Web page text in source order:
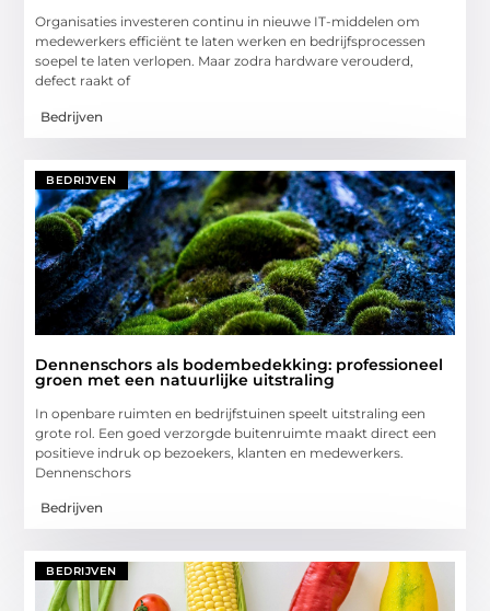
Organisaties investeren continu in nieuwe IT-middelen om
medewerkers efficiënt te laten werken en bedrijfsprocessen
soepel te laten verlopen. Maar zodra hardware verouderd,
defect raakt of
Bedrijven
BEDRIJVEN
Dennenschors als bodembedekking: professioneel
groen met een natuurlijke uitstraling
In openbare ruimten en bedrijfstuinen speelt uitstraling een
grote rol. Een goed verzorgde buitenruimte maakt direct een
positieve indruk op bezoekers, klanten en medewerkers.
Dennenschors
Bedrijven
BEDRIJVEN